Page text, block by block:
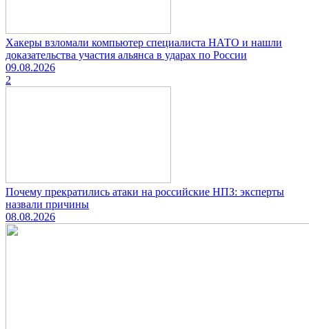
Хакеры взломали компьютер специалиста НАТО и нашли
доказательства участия альянса в ударах по России
09.08.2026
2
Почему прекратились атаки на российские НПЗ: эксперты
назвали причины
08.08.2026